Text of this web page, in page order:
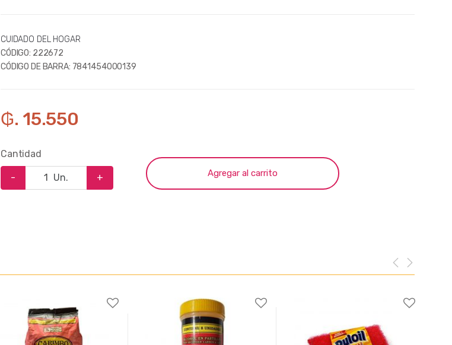
CUIDADO DEL HOGAR
CÓDIGO: 222672
CÓDIGO DE BARRA: 7841454000139
₲. 15.550
Cantidad
- Un. + Agregar al carrito